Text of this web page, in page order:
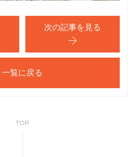
一覧に戻る
次の記事を見る
TOP